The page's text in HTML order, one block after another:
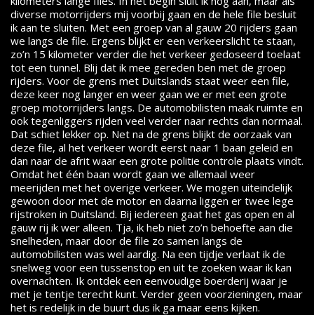
diverse motorrijders mij voorbij gaan en de hele file besluit
ik aan te sluiten. Met een groep van al gauw 20 rijders gaan
we langs de file. Ergens blijkt er een verkeerslicht te staan,
zo’n 15 kilometer verder die het verkeer gedoseerd toelaat
tot een tunnel. Blij dat ik mee gereden ben met de groep
rijders. Voor de grens met Duitslands staat weer een file,
deze keer nog langer en weer gaan we er met een grote
groep motorrijders langs. De automobilisten maak ruimte en
ook tegenliggers rijden veel verder naar rechts dan normaal.
Dat schiet lekker op. Net na de grens blijkt de oorzaak van
deze file, al het verkeer wordt eerst naar 1 baan geleid en
dan naar de afrit waar een grote politie controle plaats vindt.
Omdat het één baan wordt gaan we allemaal weer
meerijden met het overige verkeer. We mogen uiteindelijk
gewoon door met de motor en daarna liggen er twee lege
rijstroken in Duitsland. Bij iedereen gaat het gas open en al
gauw rij ik wer alleen. Tja, ik heb niet zo’n behoefte aan die
snelheden, maar door de file zo samen langs de
automobilisten was wel aardig. Na een tijdje verlaat ik de
snelweg voor een tussenstop en uit te zoeken waar ik kan
overnachten. Ik ontdek een eenvoudige boerderij waar je
met je tentje terecht kunt. Verder geen voorzieningen, maar
het is redelijk in de buurt dus ik ga maar eens kijken.